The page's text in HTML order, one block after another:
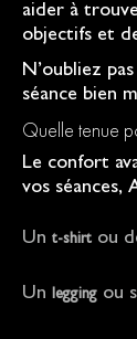
aider à
objectifs et
N’oubliez
séance bien
Quelle tenue
Le confort
vos séances,
Un t-shirt ou
Un legging ou